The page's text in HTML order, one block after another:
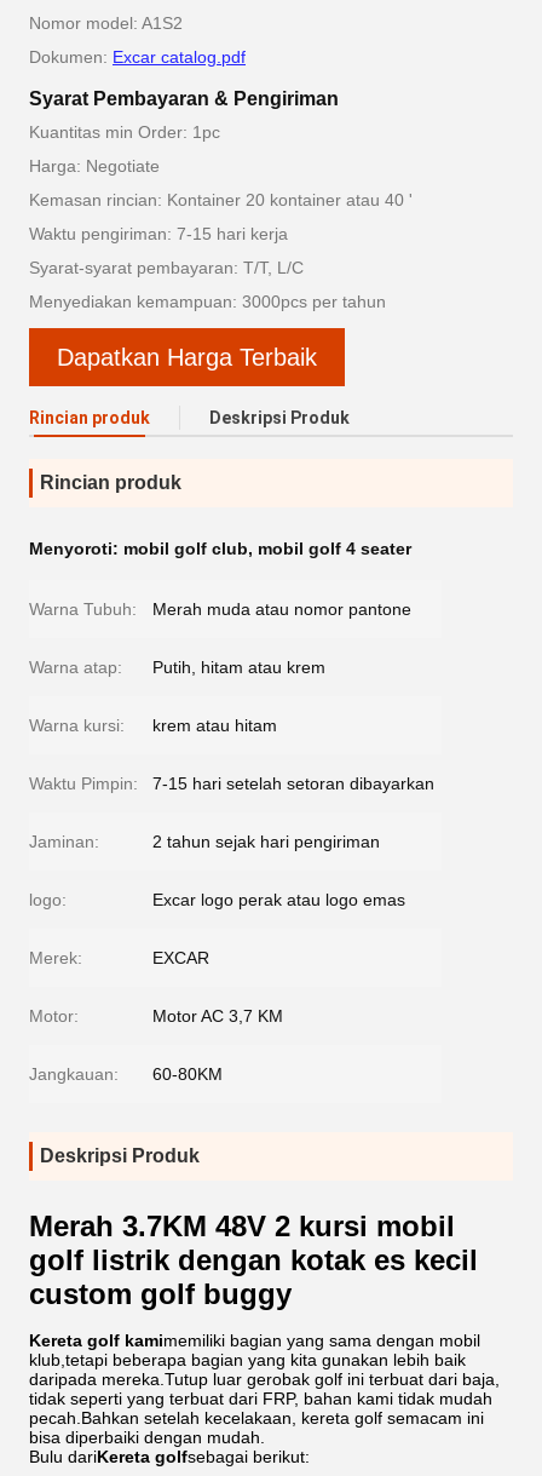
Nomor model: A1S2
Dokumen: Excar catalog.pdf
Syarat Pembayaran & Pengiriman
Kuantitas min Order: 1pc
Harga: Negotiate
Kemasan rincian: Kontainer 20 kontainer atau 40 '
Waktu pengiriman: 7-15 hari kerja
Syarat-syarat pembayaran: T/T, L/C
Menyediakan kemampuan: 3000pcs per tahun
Dapatkan Harga Terbaik
Rincian produk Deskripsi Produk
Rincian produk
Menyoroti: mobil golf club, mobil golf 4 seater
Warna Tubuh: Merah muda atau nomor pantone
Warna atap: Putih, hitam atau krem
Warna kursi: krem atau hitam
Waktu Pimpin: 7-15 hari setelah setoran dibayarkan
Jaminan: 2 tahun sejak hari pengiriman
logo: Excar logo perak atau logo emas
Merek: EXCAR
Motor: Motor AC 3,7 KM
Jangkauan: 60-80KM
Deskripsi Produk
Merah 3.7KM 48V 2 kursi mobil
golf listrik dengan kotak es kecil
custom golf buggy
Kereta golf kamimemiliki bagian yang sama dengan mobil
klub,tetapi beberapa bagian yang kita gunakan lebih baik
daripada mereka.Tutup luar gerobak golf ini terbuat dari baja,
tidak seperti yang terbuat dari FRP, bahan kami tidak mudah
pecah.Bahkan setelah kecelakaan, kereta golf semacam ini
bisa diperbaiki dengan mudah.
Bulu dariKereta golfsebagai berikut: